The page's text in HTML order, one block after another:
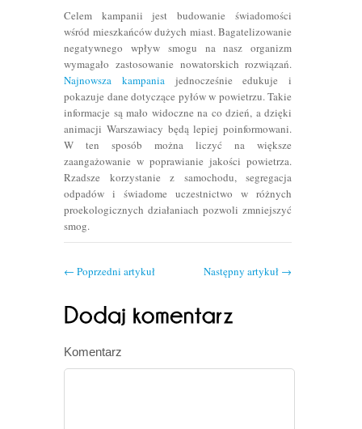
Celem kampanii jest budowanie świadomości
wśród mieszkańców dużych miast. Bagatelizowanie
negatywnego wpływ smogu na nasz organizm
wymagało zastosowanie nowatorskich rozwiązań.
Najnowsza kampaniajednocześnie edukuje i
pokazuje dane dotyczące pyłów w powietrzu. Takie
informacje są mało widoczne na co dzień, a dzięki
animacji Warszawiacy będą lepiej poinformowani.
W ten sposób można liczyć na większe
zaangażowanie w poprawianie jakości powietrza.
Rzadsze korzystanie z samochodu, segregacja
odpadów i świadome uczestnictwo w różnych
proekologicznych działaniach pozwoli zmniejszyć
smog.
← Poprzedni artykuł Następny artykuł →
Komentarz